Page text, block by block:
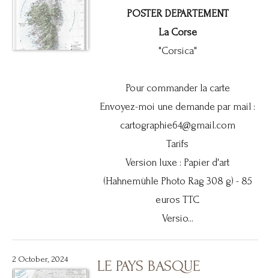
POSTER DEPARTEMENT
La Corse
"Corsica"
Pour commander la carte
Envoyez-moi une demande par mail :
cartographie64@gmail.com
Tarifs
Version luxe : Papier d'art
(Hahnemühle Photo Rag 308 g) - 85
euros TTC
Versio...
2 October, 2024 LE PAYS BASQUE